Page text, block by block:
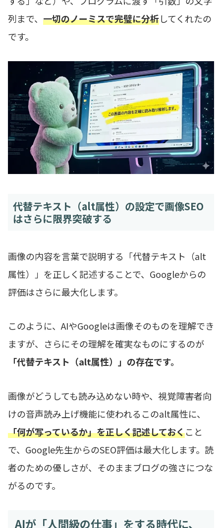
列まで、 一切のノーミスで完璧に分析してくれたの
です。
代替テキスト（alt属性）の設定で画像SEO
はさらに限界突破する
画像の内容を言葉で説明する「代替テキスト（alt
属性）」を正しく記述することで、Googleからの
評価はさらに最大化します。
このように、AIやGoogleは画像そのものを理解でき
ますが、さらにその理解を確実なものにするのが
「代替テキスト（alt属性）」の存在です。
画像がどうしても読み込めない時や、視覚障害者向
けの音声読み上げ機能に使われるこのalt属性に、
「何が写っているか」を正しく記述しておくこと
で、Google先生からのSEO評価は最大化します。読
者のための優しさが、そのままブログの強さにつな
がるのです。
AIが「人間級の仕事」をする時代に、